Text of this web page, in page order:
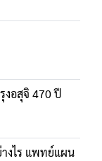
งอสุจิ 470 ปี
งไร แพทย์แผน